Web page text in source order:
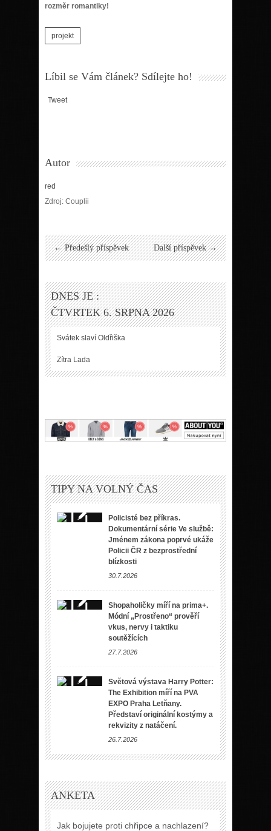
rozměr romantiky!
projekt
Líbil se Vám článek? Sdílejte ho!
Tweet
Autor
red
Zdroj: Couplii
← Předešlý příspěvek Další příspěvek →
DNES JE :
ČTVRTEK 6. SRPNA 2026
Svátek slaví Oldřiška
Zítra Lada
TIPY NA VOLNÝ ČAS
Policisté bez příkras.
Dokumentární série Ve službě:
Jménem zákona poprvé ukáže
Policii ČR z bezprostřední
blízkosti
30.7.2026
Shopaholičky míří na prima+.
Módní „Prostřeno“ prověří
vkus, nervy i taktiku
soutěžících
27.7.2026
Světová výstava Harry Potter:
The Exhibition míří na PVA
EXPO Praha Letňany.
Představí originální kostýmy a
rekvizity z natáčení.
26.7.2026
ANKETA
Jak bojujete proti chřipce a nachlazení?